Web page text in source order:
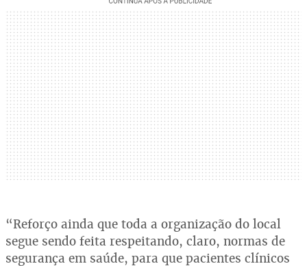
“Reforço ainda que toda a organização do local
segue sendo feita respeitando, claro, normas de
segurança em saúde, para que pacientes clínicos